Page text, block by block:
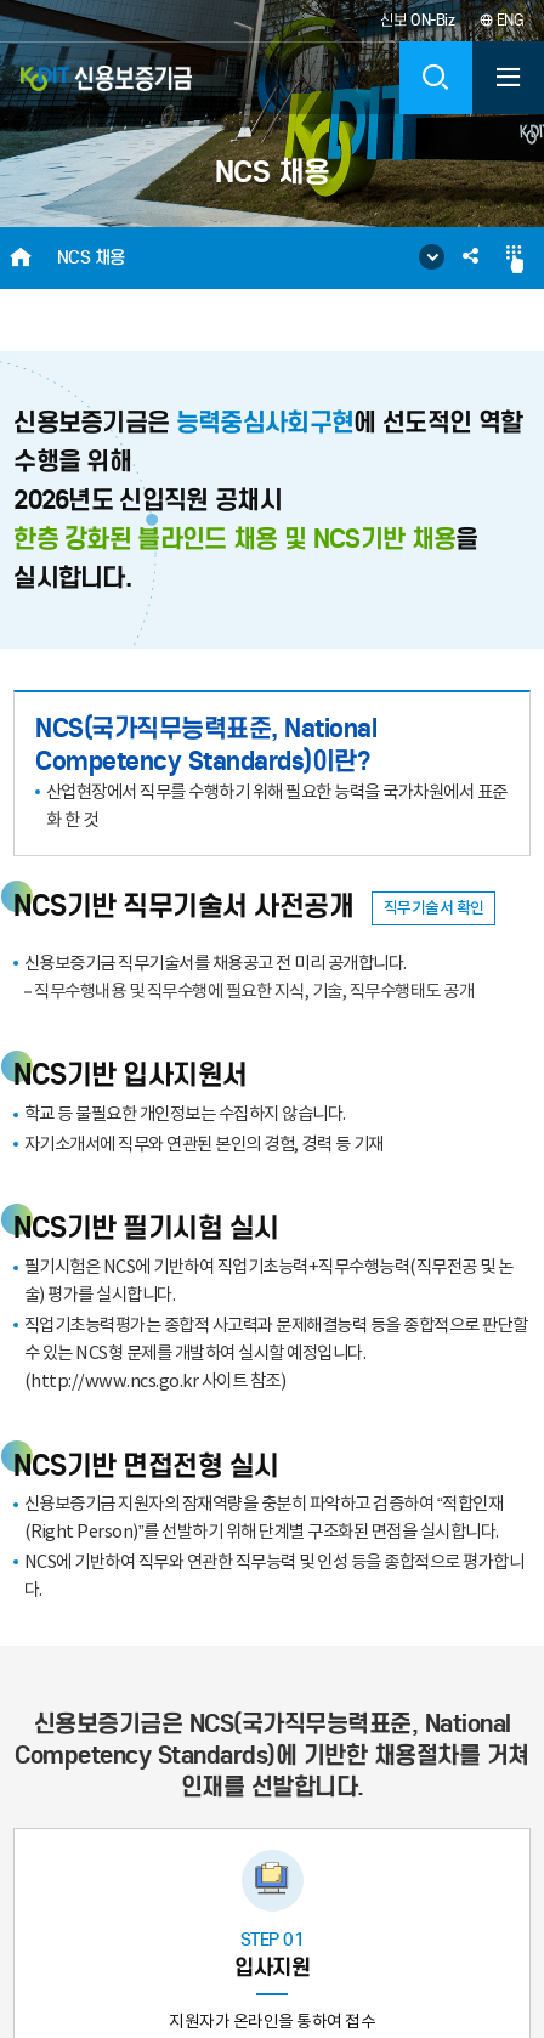
신보ON-Biz ENG
KODIT
신
용
보
증
금
KOREA
CREDIT
GUARANTEE
색
NCS 채용
HOME
NCS 채용
SNS
신용보증기금은 능력중심사회구현에 선도적인 역할
수행을 위해
2026년도 신입직원 공채시
한층 강화된 블라인드 채용 및 NCS기반 채용을
실시합니다.
NCS(국가직무능력표준, National
Competency Standards)이란?
산업현장에서 직무를 수행하기 위해 필요한 능력을 국가차원에서 표준
화 한 것
NCS기반 직무기술서 사전공개 직무기술서 확인
신용보증기금 직무기술서를 채용공고 전 미리 공개합니다.
직무수행내용 및 직무수행에 필요한 지식, 기술, 직무수행태도 공개
NCS기반 입사지원서
학교 등 불필요한 개인정보는 수집하지 않습니다.
자기소개서에 직무와 연관된 본인의 경험, 경력 등 기재
NCS기반 필기시험 실시
필기시험은 NCS에 기반하여 직업기초능력+직무수행능력(직무전공 및 논
술) 평가를 실시합니다.
직업기초능력평가는 종합적 사고력과 문제해결능력 등을 종합적으로 판단할
수 있는 NCS형 문제를 개발하여 실시할 예정입니다.
(http://www.ncs.go.kr 사이트 참조)
NCS기반 면접전형 실시
신용보증기금 지원자의 잠재역량을 충분히 파악하고 검증하여 “적합인재
(Right Person)”를 선발하기 위해 단계별 구조화된 면접을 실시합니다.
NCS에 기반하여 직무와 연관한 직무능력 및 인성 등을 종합적으로 평가합니
다.
신용보증기금은 NCS(국가직무능력표준, National
Competency Standards)에 기반한 채용절차를 거쳐
인재를 선발합니다.
STEP 01
입사지원
지원자가 온라인을 통하여 접수